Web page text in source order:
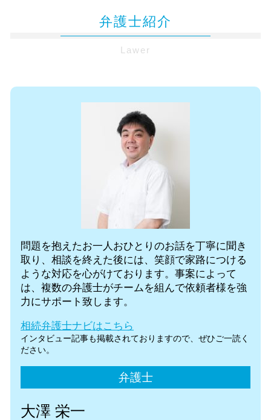
法定相続人 養子
追突事故 被害者
労災 後遺症 認定
自賠責 過失割合
示談交渉 自分
むちうち 症状固定
自賠責保険 示談交渉
企業法務 予防法務
コンプライアンス 遵守
弁護士 顧問契約 メリット
顧問弁護士 社員の相談
相続 弁護士 無料相談 麹町
顧問弁護士 無料相談 都内
顧問弁護士 無料相談 千代田区
企業法務 弁護士 無料相談 千代田区
顧問弁護士 依頼 千代田区
法律問題 弁護士 無料相談 千代田区
交通事故 弁護士 無料相談 都内
労働問題 弁護士 無料相談 東京都
企業法務 弁護士 無料相談 東京都
遺言書作成 弁護士 無料相談 千代田区
遺言書作成 弁護士 無料相談 東京都
顧問弁護士 無料相談 東京都
顧問弁護士 依頼 都内
弁護士紹介
Lawer
問題を抱えたお一人おひとりのお話を丁寧に聞き
取り、相談を終えた後には、笑顔で家路につける
ような対応を心がけております。事案によって
は、複数の弁護士がチームを組んで依頼者様を強
力にサポート致します。
相続弁護士ナビはこちら
インタビュー記事も掲載されておりますので、ぜひご一読く
ださい。
弁護士
大澤 栄一